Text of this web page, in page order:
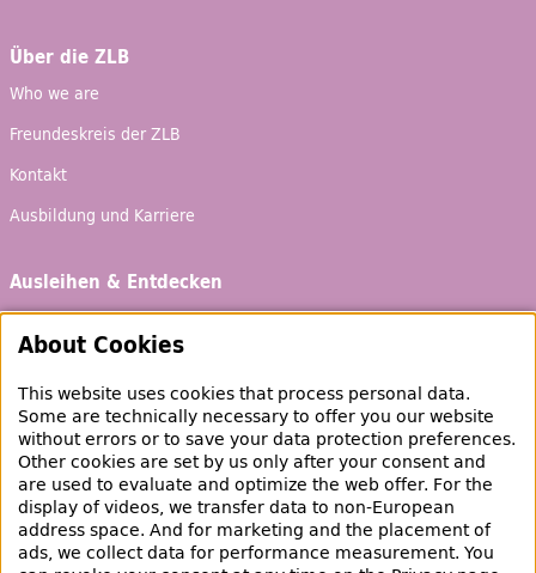
Über die ZLB
Who we are
Freundeskreis der ZLB
Kontakt
Ausbildung und Karriere
Ausleihen & Entdecken
Schaufenster
Empfehlungen
Bibliotheksausweis
Highlights
Veranstaltungen & Lernangebote
Veranstaltungsübersicht
About Cookies
This website uses cookies that process personal data.
Some are technically necessary to offer you our website
without errors or to save your data protection preferences.
Other cookies are set by us only after your consent and
are used to evaluate and optimize the web offer. For the
display of videos, we transfer data to non-European
address space. And for marketing and the placement of
ads, we collect data for performance measurement. You